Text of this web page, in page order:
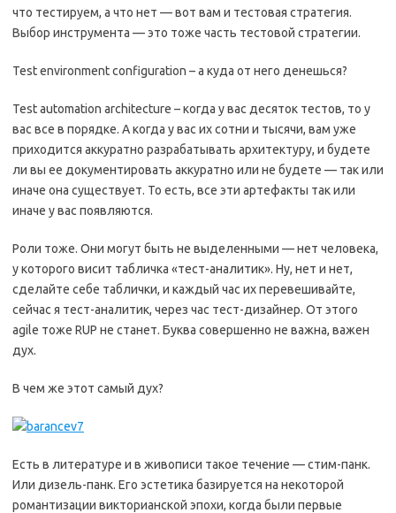
что тестируем, а что нет — вот вам и тестовая стратегия.
Выбор инструмента — это тоже часть тестовой стратегии.
Test environment configuration – а куда от него денешься?
Test automation architecture – когда у вас десяток тестов, то у
вас все в порядке. А когда у вас их сотни и тысячи, вам уже
приходится аккуратно разрабатывать архитектуру, и будете
ли вы ее документировать аккуратно или не будете — так или
иначе она существует. То есть, все эти артефакты так или
иначе у вас появляются.
Роли тоже. Они могут быть не выделенными — нет человека,
у которого висит табличка «тест-аналитик». Ну, нет и нет,
сделайте себе таблички, и каждый час их перевешивайте,
сейчас я тест-аналитик, через час тест-дизайнер. От этого
agile тоже RUP не станет. Буква совершенно не важна, важен
дух.
В чем же этот самый дух?
Есть в литературе и в живописи такое течение — стим-панк.
Или дизель-панк. Его эстетика базируется на некоторой
романтизации викторианской эпохи, когда были первые